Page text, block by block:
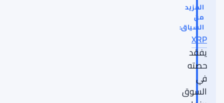
المزيد
من
السياق:
XRP
يفقد
حصته
في
السوق